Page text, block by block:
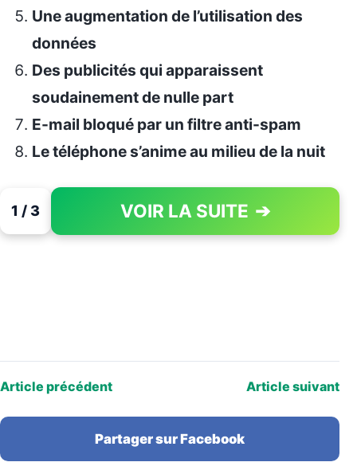
Une augmentation de l’utilisation des
données
Des publicités qui apparaissent
soudainement de nulle part
E-mail bloqué par un filtre anti-spam
Le téléphone s’anime au milieu de la nuit
1 / 3 VOIR LA SUITE ➔
PAGE 1 OF 3
Article précédent Article suivant
Partager sur Facebook